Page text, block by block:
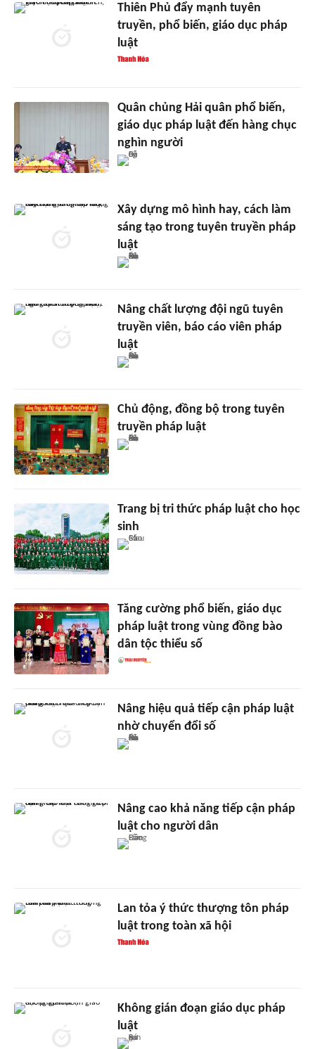
Thiên Phủ đẩy mạnh tuyên
truyền, phổ biến, giáo dục pháp
luật
Quân chủng Hải quân phổ biến,
giáo dục pháp luật đến hàng chục
nghìn người
Xây dựng mô hình hay, cách làm
sáng tạo trong tuyên truyền pháp
luật
Nâng chất lượng đội ngũ tuyên
truyền viên, báo cáo viên pháp
luật
Chủ động, đồng bộ trong tuyên
truyền pháp luật
Trang bị tri thức pháp luật cho học
sinh
Tăng cường phổ biến, giáo dục
pháp luật trong vùng đồng bào
dân tộc thiểu số
Nâng hiệu quả tiếp cận pháp luật
nhờ chuyển đổi số
Nâng cao khả năng tiếp cận pháp
luật cho người dân
Lan tỏa ý thức thượng tôn pháp
luật trong toàn xã hội
Không gián đoạn giáo dục pháp
luật